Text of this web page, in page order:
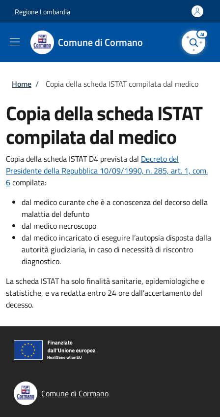
Regione Lombardia
Comune di Cormano
AI
Briciole di pane
Home / Copia della scheda ISTAT compilata dal medico
Copia della scheda ISTAT
compilata dal medico
Copia della scheda ISTAT D4 prevista dal Decreto del
Presidente della Repubblica 10/09/1990, n. 285, art. 1, com.
6compilata:
dal medico curante che è a conoscenza del decorso della
malattia del defunto
dal medico necroscopo
dal medico incaricato di eseguire l’autopsia disposta dalla
autorità giudiziaria, in caso di necessità di riscontro
diagnostico.
La scheda ISTAT ha solo finalità sanitarie, epidemiologiche e
statistiche, e va redatta entro 24 ore dall'accertamento del
decesso.
Comune di Cormano